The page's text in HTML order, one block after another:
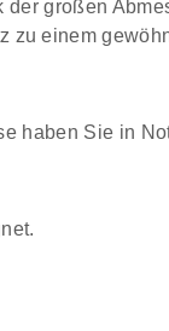
großen
zu einem
haben Sie in